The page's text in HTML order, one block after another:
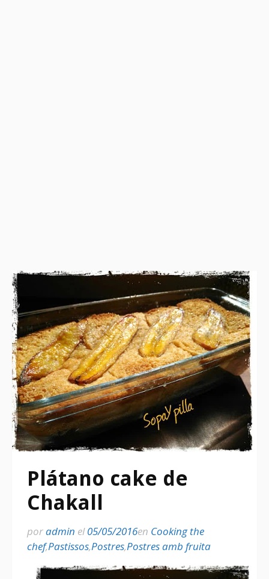
Plátano cake de
Chakall
poradmin el05/05/2016en Cooking the
chef,Pastissos,Postres,Postres amb fruita